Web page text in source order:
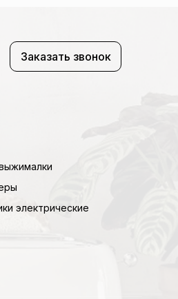
Заказать звонок
электрические